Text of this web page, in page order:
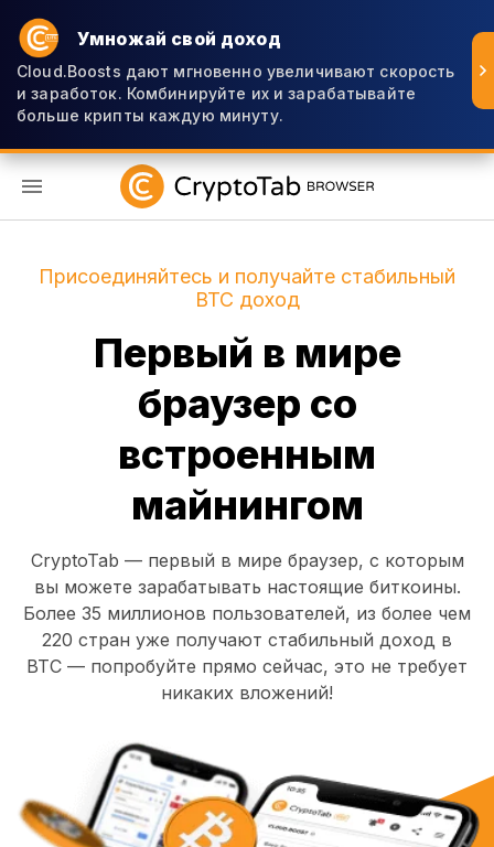
Умножай свой доход
Cloud.Boosts дают мгновенно увеличивают скорость
и заработок. Комбинируйте их и зарабатывайте
больше крипты каждую минуту.
Присоединяйтесь и получайте стабильный
BTC доход
Первый в мире
браузер со
встроенным
майнингом
CryptoTab — первый в мире браузер, с которым
вы можете зарабатывать настоящие биткоины.
Более 35 миллионов пользователей, из более чем
220 стран уже получают стабильный доход в
BTC — попробуйте прямо сейчас, это не требует
никаких вложений!